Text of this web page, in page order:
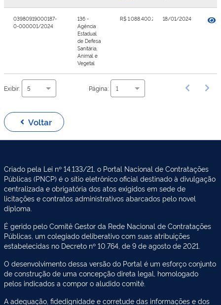
03980919000187-
0-000001/2024
136 -
Agência
Estadual
de Defesa
Sanitária,
Animal e
Vegetal
R$ 1.088.400.283,0918/01/2024
Exibir: 5 Página: 1
Voltar
Criado pela Lei nº 14.133/21, o Portal Nacional de Contratações
Públicas (PNCP) é o sítio eletrônico oficial destinado à divulgação
centralizada e obrigatória dos atos exigidos em sede de
licitações e contratos administrativos abarcados pelo novel
diploma.
É gerido pelo Comitê Gestor da Rede Nacional de Contratações
Públicas, um colegiado deliberativo com suas atribuições
estabelecidas no Decreto nº 10.764, de 9 de agosto de 2021.
O desenvolvimento dessa versão do Portal é um esforço conjunto
de construção de uma concepção direta legal, homologado
pelos indicados a compor o aludido comitê.
A adequação, fidedignidade e corretude das informações e dos